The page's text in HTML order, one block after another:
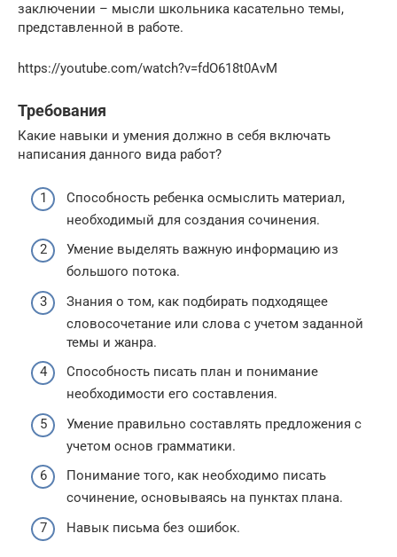
заключении – мысли школьника касательно темы,
представленной в работе.
https://youtube.com/watch?v=fdO618t0AvM
Требования
Какие навыки и умения должно в себя включать
написания данного вида работ?
Способность ребенка осмыслить материал,
необходимый для создания сочинения.
Умение выделять важную информацию из
большого потока.
Знания о том, как подбирать подходящее
словосочетание или слова с учетом заданной
темы и жанра.
Способность писать план и понимание
необходимости его составления.
Умение правильно составлять предложения с
учетом основ грамматики.
Понимание того, как необходимо писать
сочинение, основываясь на пунктах плана.
Навык письма без ошибок.